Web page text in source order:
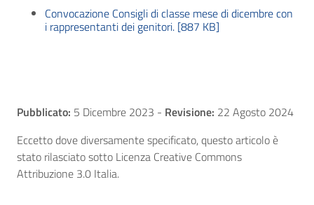
Convocazione Consigli di classe mese di dicembre con
i rappresentanti dei genitori. [887 KB]
Pubblicato: 5 Dicembre 2023 - Revisione: 22 Agosto 2024
Eccetto dove diversamente specificato, questo articolo è
stato rilasciato sotto Licenza Creative Commons
Attribuzione 3.0 Italia.